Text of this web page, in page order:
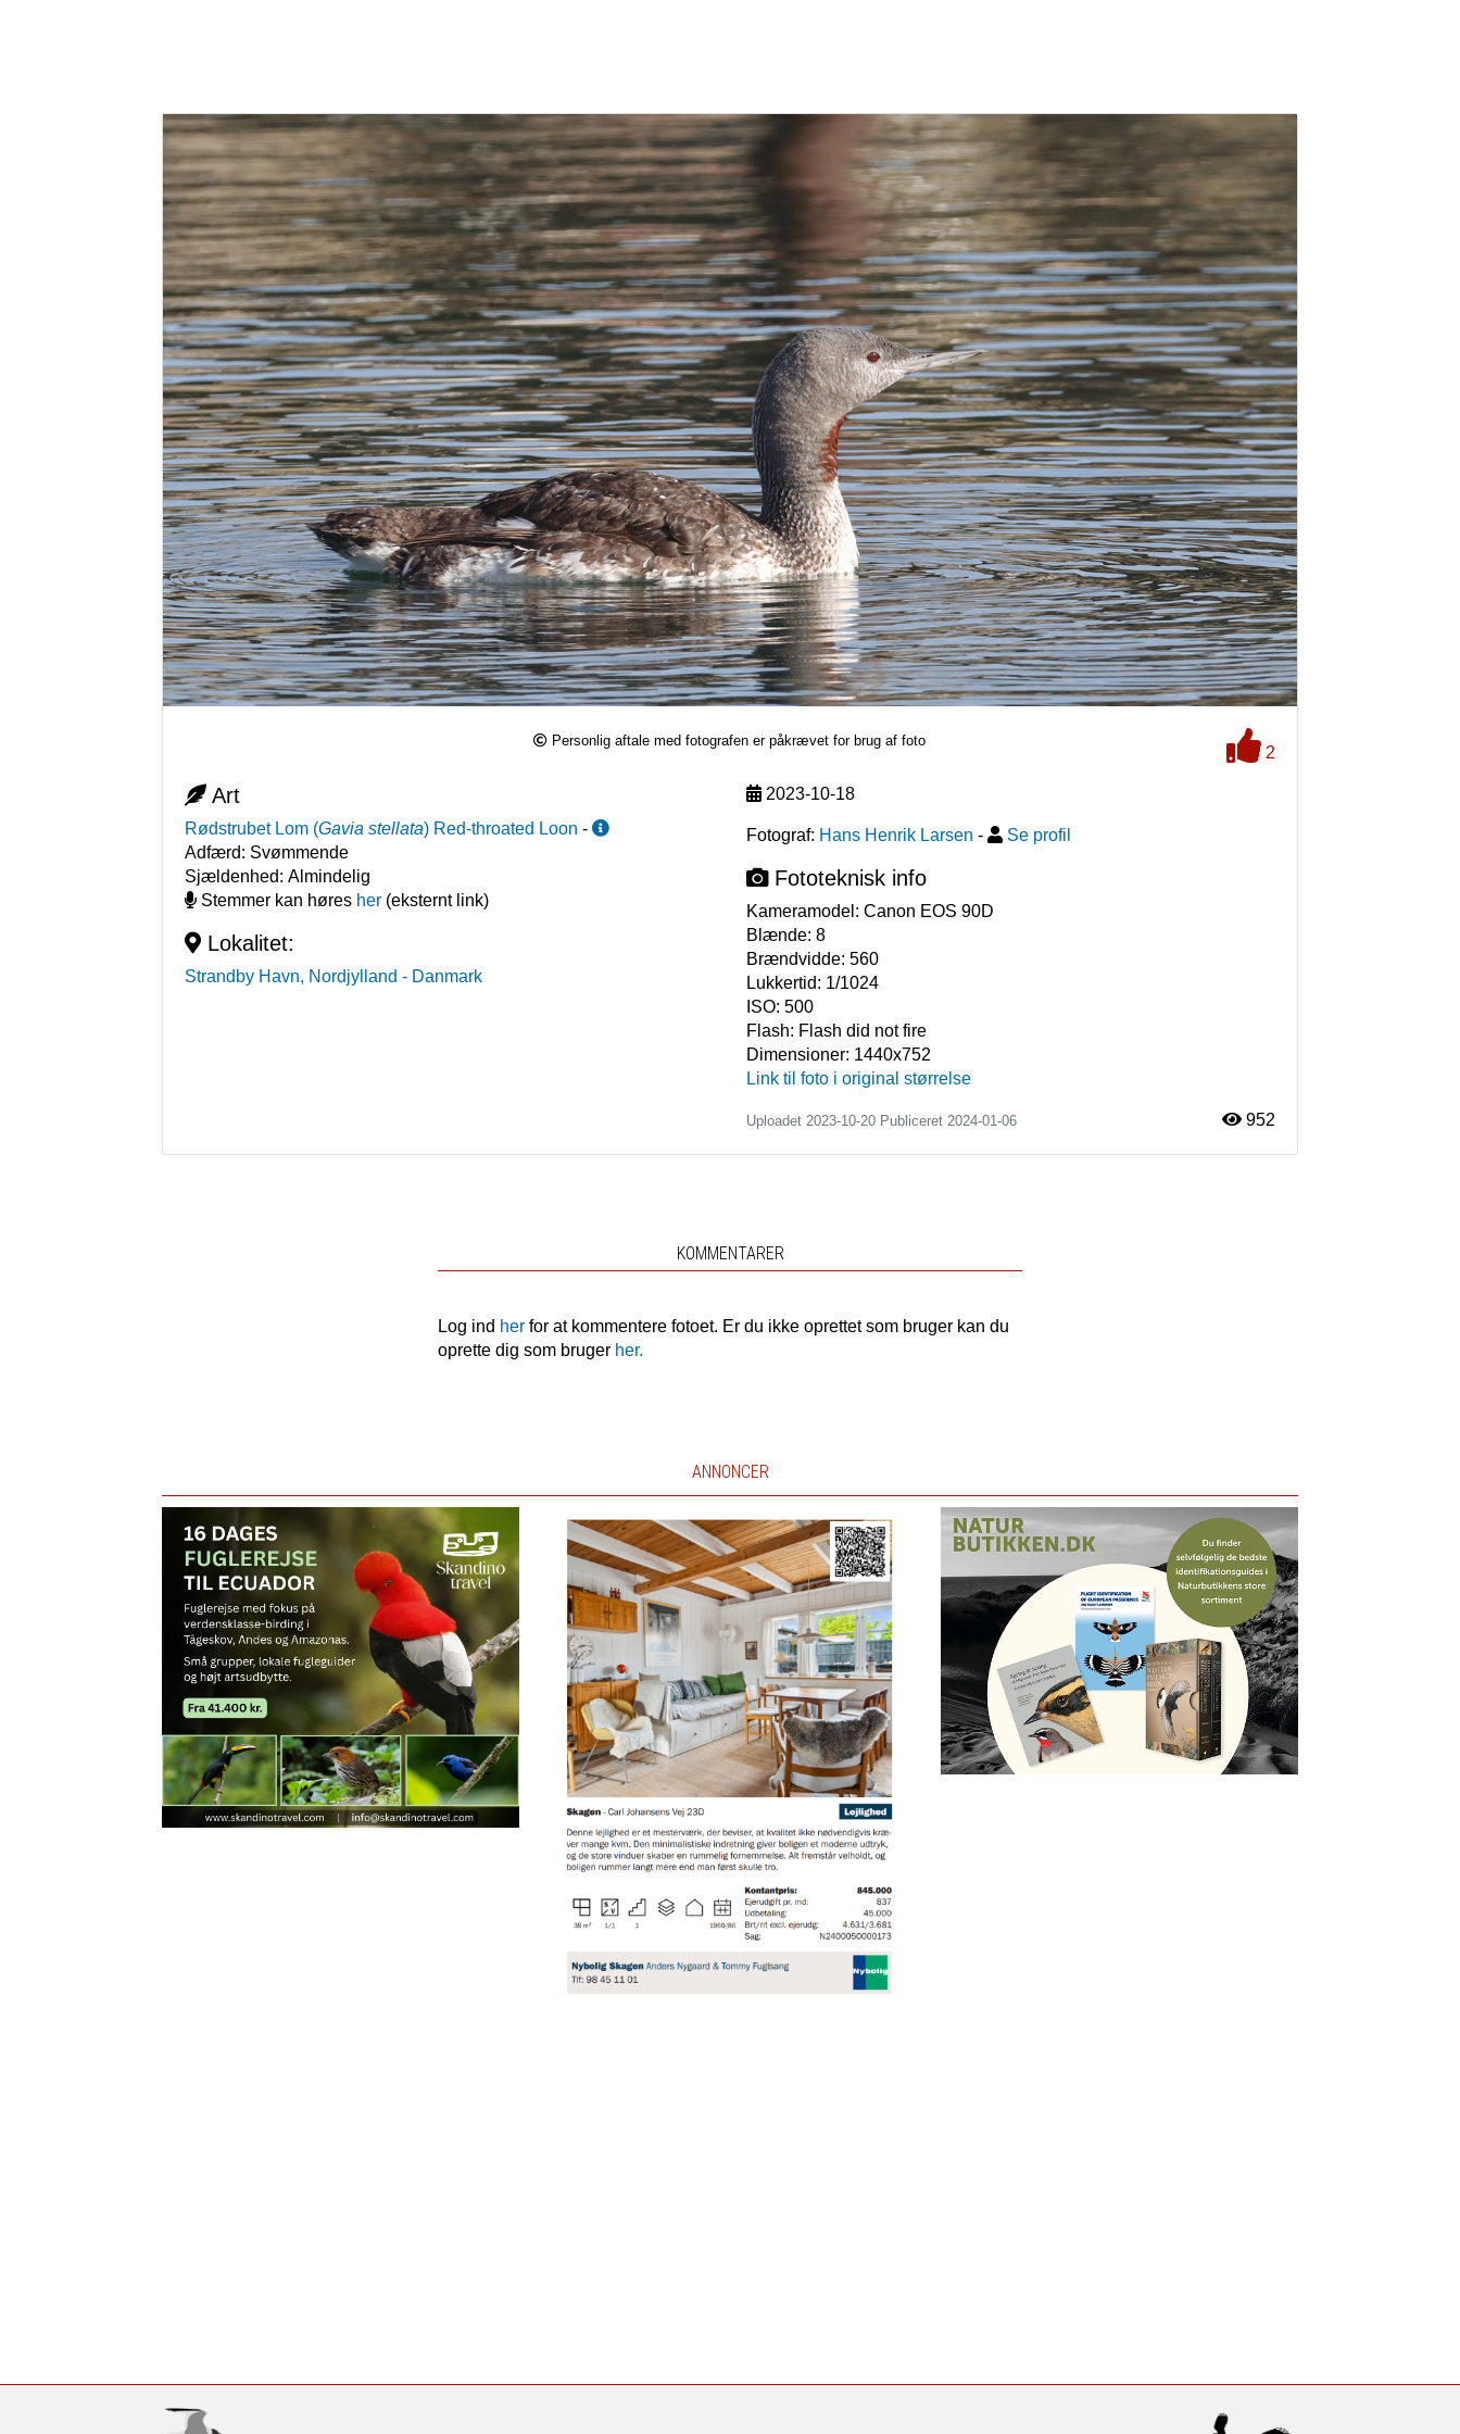
Personlig aftale med fotografen er påkrævet for brug af foto
2
Art
Rødstrubet Lom (Gavia stellata) Red-throated Loon -
Adfærd: Svømmende
Sjældenhed:Almindelig
Stemmer kan høres her (eksternt link)
Lokalitet:
Strandby Havn, Nordjylland - Danmark
2023-10-18
Fotograf: Hans Henrik Larsen - Se profil
Fototeknisk info
Kameramodel: Canon EOS 90D
Blænde: 8
Brændvidde: 560
Lukkertid: 1/1024
ISO: 500
Flash: Flash did not fire
Dimensioner: 1440x752
Link til foto i original størrelse
Uploadet 2023-10-20 Publiceret 2024-01-06 952
KOMMENTARER
Log ind her for at kommentere fotoet. Er du ikke oprettet som bruger kan du
oprette dig som bruger her.
ANNONCER